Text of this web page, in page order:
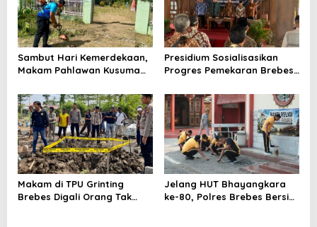
Sambut Hari Kemerdekaan,
Makam Pahlawan Kusuma
Dibersihkan
Presidium Sosialisasikan
Progres Pemekaran Brebes
Pansus DPRD Jateng Jadi
Tahap Berikutnya
Makam di TPU Grinting
Brebes Digali Orang Tak
Jelang HUT Bhayangkara
ke-80, Polres Brebes Bersih-